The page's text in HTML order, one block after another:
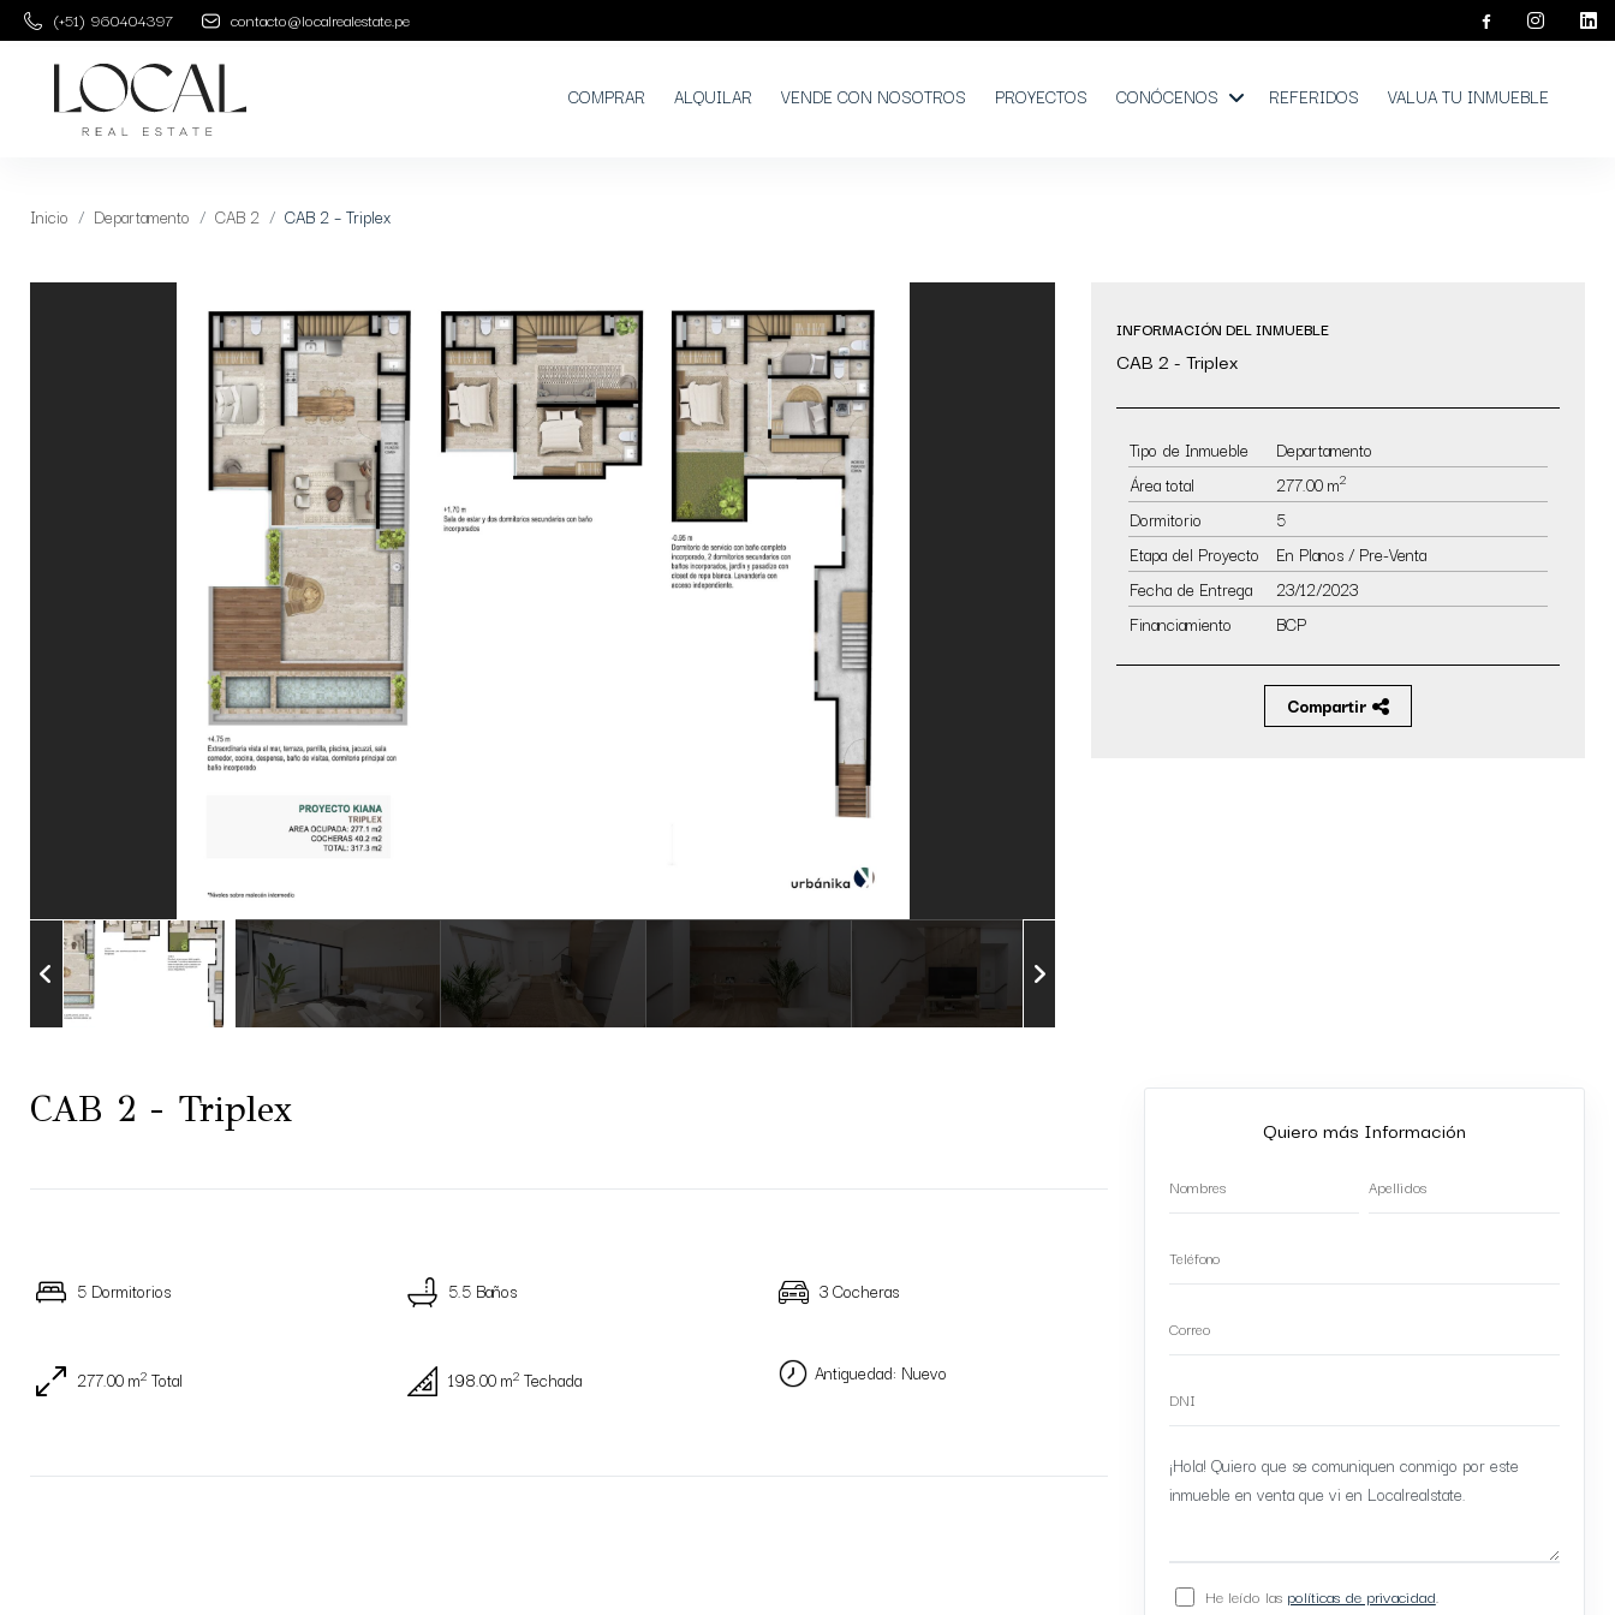
(+51) 960404397 contacto@localrealestate.pe
COMPRAR ALQUILAR VENDE CON NOSOTROS PROYECTOS CONÓCENOS REFERIDOS VALUA TU INMUEBLE
Inicio Departamento CAB 2 CAB 2 – Triplex
INFORMACIÓN DEL INMUEBLE
CAB 2 - Triplex
Tipo de Inmueble
Departamento
Área total
277.00 m2
Dormitorio
5
Etapa del Proyecto
En Planos / Pre-Venta
Fecha de Entrega
23/12/2023
Financiamiento
BCP
Compartir
CAB 2 - Triplex
5 Dormitorios 5.5 Baños 3 Cocheras
277.00 m2 Total 198.00 m2Techada Antiguedad: Nuevo
Quiero más Información
He leído las políticas de privacidad.